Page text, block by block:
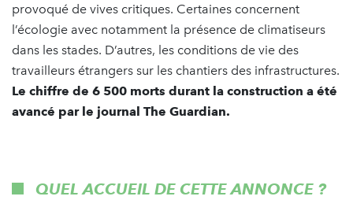
provoqué de vives critiques. Certaines concernent
l’écologie avec notamment la présence de climatiseurs
dans les stades. D’autres, les conditions de vie des
travailleurs étrangers sur les chantiers des infrastructures.
Le chiffre de 6 500 morts durant la construction a été
avancé par le journal The Guardian.
QUEL ACCUEIL DE CETTE ANNONCE ?